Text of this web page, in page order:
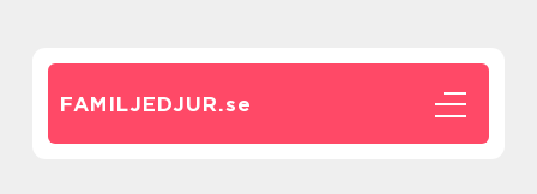
FAMILJEDJUR.se